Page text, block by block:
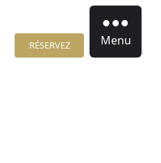
RÉSERVEZ Menu